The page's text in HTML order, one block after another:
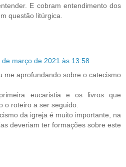
E cobram entendimento dos
questão litúrgica.
de março de 2021 às 13:58
me aprofundando sobre o catecismo
eucaristia e os livros que
o roteiro a ser seguido.
da igreja é muito importante, na
deveriam ter formações sobre este